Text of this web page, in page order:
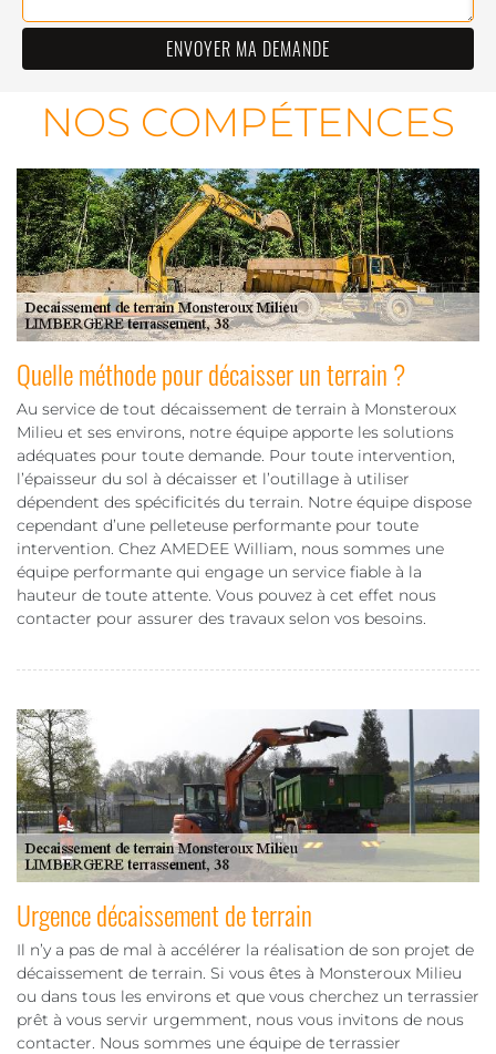
NOS COMPÉTENCES
Quelle méthode pour décaisser un terrain ?
Au service de tout décaissement de terrain à Monsteroux
Milieu et ses environs, notre équipe apporte les solutions
adéquates pour toute demande. Pour toute intervention,
l’épaisseur du sol à décaisser et l’outillage à utiliser
dépendent des spécificités du terrain. Notre équipe dispose
cependant d’une pelleteuse performante pour toute
intervention. Chez AMEDEE William, nous sommes une
équipe performante qui engage un service fiable à la
hauteur de toute attente. Vous pouvez à cet effet nous
contacter pour assurer des travaux selon vos besoins.
Urgence décaissement de terrain
Il n’y a pas de mal à accélérer la réalisation de son projet de
décaissement de terrain. Si vous êtes à Monsteroux Milieu
ou dans tous les environs et que vous cherchez un terrassier
prêt à vous servir urgemment, nous vous invitons de nous
contacter. Nous sommes une équipe de terrassier